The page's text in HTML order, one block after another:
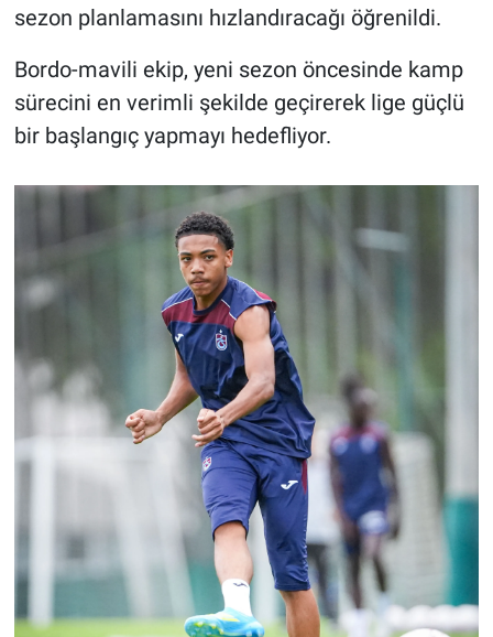
sezon planlamasını hızlandıracağı öğrenildi.
Bordo-mavili ekip, yeni sezon öncesinde kamp
sürecini en verimli şekilde geçirerek lige güçlü
bir başlangıç yapmayı hedefliyor.